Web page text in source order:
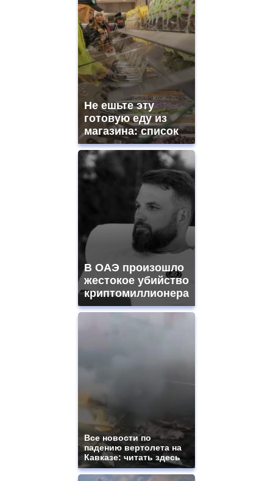
Не ешьте эту
готовую еду из
магазина: список
В ОАЭ произошло
жестокое убийство
криптомиллионера
Все новости по
падению вертолета на
Кавказе: читать здесь